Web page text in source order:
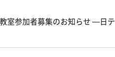
室参加者募集のお知らせ ―日テ